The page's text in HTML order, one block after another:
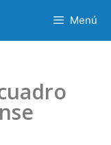
Menú